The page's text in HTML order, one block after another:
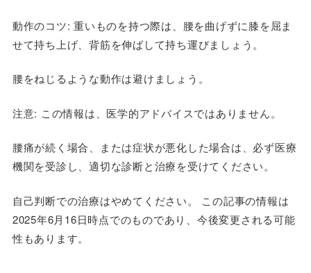
動作のコツ: 重いものを持つ際は、腰を曲げずに膝を屈ま
せて持ち上げ、背筋を伸ばして持ち運びましょう。
腰をねじるような動作は避けましょう。
注意: この情報は、医学的アドバイスではありません。
腰痛が続く場合、または症状が悪化した場合は、必ず医療
機関を受診し、適切な診断と治療を受けてください。
自己判断での治療はやめてください。 この記事の情報は
2025年6月16日時点でのものであり、今後変更される可能
性もあります。